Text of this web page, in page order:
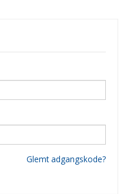
Glemt adgangskode?